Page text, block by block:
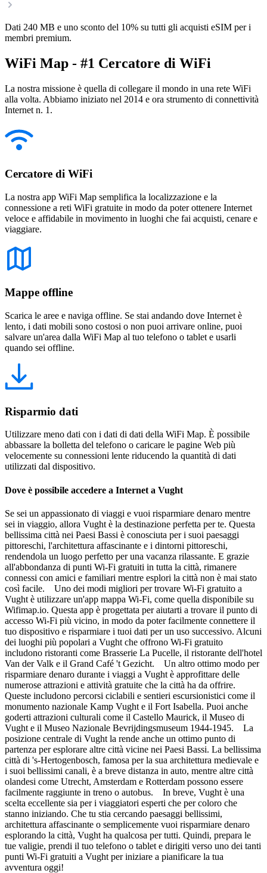
Dati 240 MB e uno sconto del 10% su tutti gli acquisti eSIM per i
membri premium.
WiFi Map - #1 Cercatore di WiFi
La nostra missione è quella di collegare il mondo in una rete WiFi
alla volta. Abbiamo iniziato nel 2014 e ora strumento di connettività
Internet n. 1.
Cercatore di WiFi
La nostra app WiFi Map semplifica la localizzazione e la
connessione a reti WiFi gratuite in modo da poter ottenere Internet
veloce e affidabile in movimento in luoghi che fai acquisti, cenare e
viaggiare.
Mappe offline
Scarica le aree e naviga offline. Se stai andando dove Internet è
lento, i dati mobili sono costosi o non puoi arrivare online, puoi
salvare un'area dalla WiFi Map al tuo telefono o tablet e usarli
quando sei offline.
Risparmio dati
Utilizzare meno dati con i dati di dati della WiFi Map. È possibile
abbassare la bolletta del telefono o caricare le pagine Web più
velocemente su connessioni lente riducendo la quantità di dati
utilizzati dal dispositivo.
Dove è possibile accedere a Internet a Vught
Se sei un appassionato di viaggi e vuoi risparmiare denaro mentre
sei in viaggio, allora Vught è la destinazione perfetta per te. Questa
bellissima città nei Paesi Bassi è conosciuta per i suoi paesaggi
pittoreschi, l'architettura affascinante e i dintorni pittoreschi,
rendendola un luogo perfetto per una vacanza rilassante. E grazie
all'abbondanza di punti Wi-Fi gratuiti in tutta la città, rimanere
connessi con amici e familiari mentre esplori la città non è mai stato
così facile. Uno dei modi migliori per trovare Wi-Fi gratuito a
Vught è utilizzare un'app mappa Wi-Fi, come quella disponibile su
Wifimap.io. Questa app è progettata per aiutarti a trovare il punto di
accesso Wi-Fi più vicino, in modo da poter facilmente connettere il
tuo dispositivo e risparmiare i tuoi dati per un uso successivo. Alcuni
dei luoghi più popolari a Vught che offrono Wi-Fi gratuito
includono ristoranti come Brasserie La Pucelle, il ristorante dell'hotel
Van der Valk e il Grand Café 't Gezicht. Un altro ottimo modo per
risparmiare denaro durante i viaggi a Vught è approfittare delle
numerose attrazioni e attività gratuite che la città ha da offrire.
Queste includono percorsi ciclabili e sentieri escursionistici come il
monumento nazionale Kamp Vught e il Fort Isabella. Puoi anche
goderti attrazioni culturali come il Castello Maurick, il Museo di
Vught e il Museo Nazionale Bevrijdingsmuseum 1944-1945. La
posizione centrale di Vught la rende anche un ottimo punto di
partenza per esplorare altre città vicine nei Paesi Bassi. La bellissima
città di 's-Hertogenbosch, famosa per la sua architettura medievale e
i suoi bellissimi canali, è a breve distanza in auto, mentre altre città
olandesi come Utrecht, Amsterdam e Rotterdam possono essere
facilmente raggiunte in treno o autobus. In breve, Vught è una
scelta eccellente sia per i viaggiatori esperti che per coloro che
stanno iniziando. Che tu stia cercando paesaggi bellissimi,
architettura affascinante o semplicemente vuoi risparmiare denaro
esplorando la città, Vught ha qualcosa per tutti. Quindi, prepara le
tue valigie, prendi il tuo telefono o tablet e dirigiti verso uno dei tanti
punti Wi-Fi gratuiti a Vught per iniziare a pianificare la tua
avventura oggi!